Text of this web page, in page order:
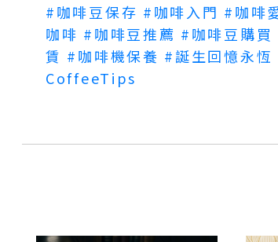
#咖啡豆保存 #咖啡入門 #咖啡
咖啡 #咖啡豆推薦 #咖啡豆購買
賃 #咖啡機保養 #誕生回憶永恆
CoffeeTips